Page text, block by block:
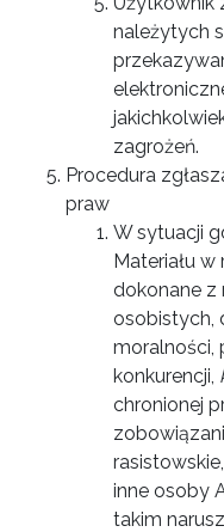
należytych
zagrożeń.
Procedura
praw
W sytuacji
Materiału w
dokonane z
osobistych,
moralności,
konkurencji,
chronionej
inne osoby
takim